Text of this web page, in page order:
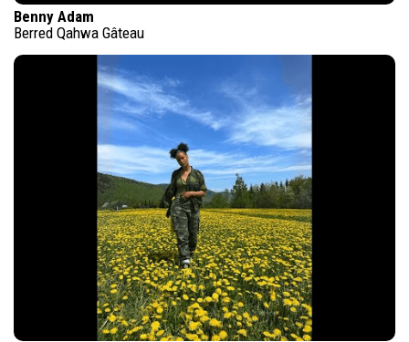
Benny Adam
Berred Qahwa Gâteau